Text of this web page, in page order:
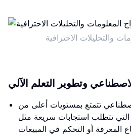
والتحليلات الاحترافية
وتطوير التعلم الآلي
تتمتع بمستويات أعلى من
التي تتطلب استجابات سريعة مثل